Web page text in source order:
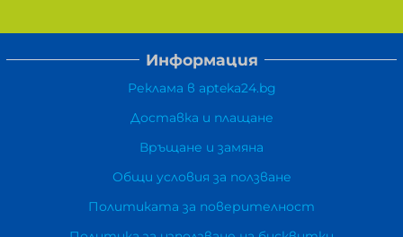
Информация
Реклама в apteka24.bg
Доставка и плащане
Връщане и замяна
Общи условия за ползване
Политиката за поверителност